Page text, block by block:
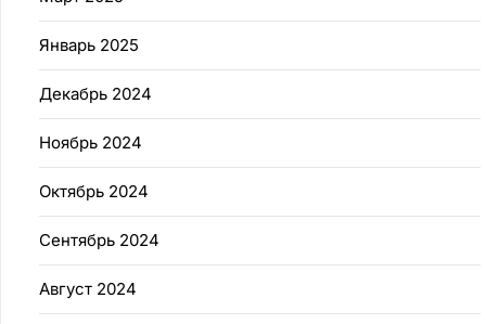
Январь 2025
Декабрь 2024
Ноябрь 2024
Октябрь 2024
Сентябрь 2024
Август 2024